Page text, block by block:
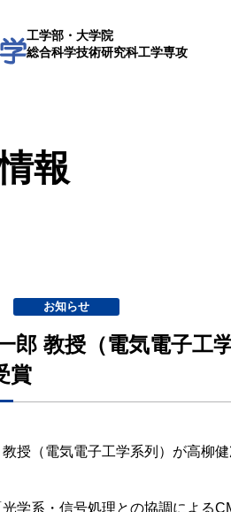
工学部・大学院
総合科学技術研究科工学専攻
報
お知らせ
郎 教授（電気電子工
賞
授（電気電子工学系列）が高柳
学系・信号処理との協調による